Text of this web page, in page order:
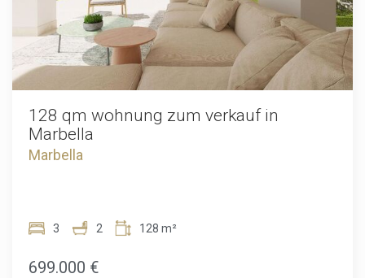
128 qm wohnung zum verkauf in
Marbella
Marbella
3 2 128 m²
699.000 €